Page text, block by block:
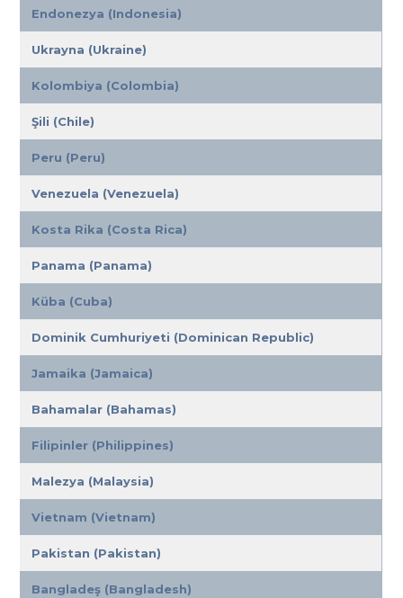
Endonezya (Indonesia)
Ukrayna (Ukraine)
Kolombiya (Colombia)
Şili (Chile)
Peru (Peru)
Venezuela (Venezuela)
Kosta Rika (Costa Rica)
Panama (Panama)
Küba (Cuba)
Dominik Cumhuriyeti (Dominican Republic)
Jamaika (Jamaica)
Bahamalar (Bahamas)
Filipinler (Philippines)
Malezya (Malaysia)
Vietnam (Vietnam)
Pakistan (Pakistan)
Bangladeş (Bangladesh)